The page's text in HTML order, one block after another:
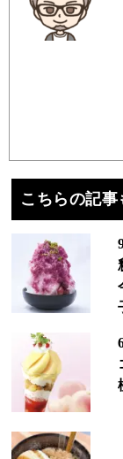
こちらの記事